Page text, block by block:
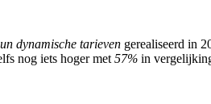
dynamische tarieven gerealiseerd in
nog iets hoger met 57% in